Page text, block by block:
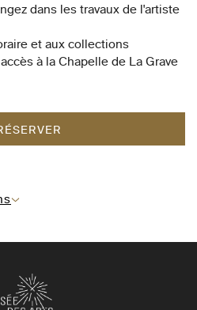
dans les travaux de l'artiste
et aux collections
à la Chapelle de La Grave